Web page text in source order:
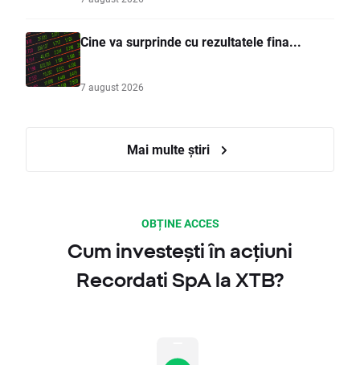
Cine va surprinde cu rezultatele fina...
7 august 2026
Mai multe știri
OBȚINE ACCES
Cum investești în acțiuni
Recordati SpA la XTB?